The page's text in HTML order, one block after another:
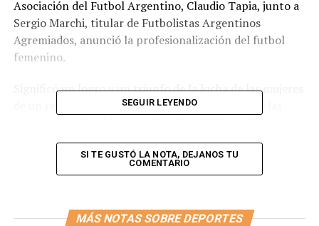
Asociación del Futbol Argentino, Claudio Tapia, junto a
Sergio Marchi, titular de Futbolistas Argentinos
Agremiados, anunció la profesionalización del futbol
femenino.
Significó un logro y un triunfo de la lucha de las mujeres
de un reclamo que venía desde hace años. Una de las
Lorenzo, Macarena Sánchez, club que dio el puntapié
para el profesionalismo.
conjunto del barrio de Belgrano está en la Primera
SEGUIR LEYENDO
SI TE GUSTÓ LA NOTA, DEJANOS TU
COMENTARIO
MÁS NOTAS SOBRE DEPORTES